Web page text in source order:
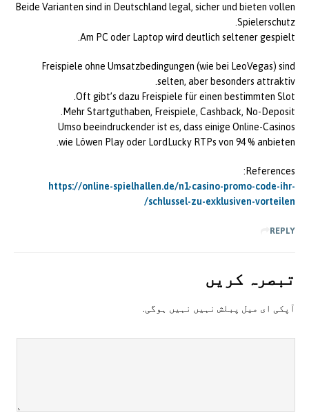
Beide Varianten sind in Deutschland legal, sicher und bieten vollen
Spielerschutz.
Am PC oder Laptop wird deutlich seltener gespielt.
Freispiele ohne Umsatzbedingungen (wie bei LeoVegas) sind
selten, aber besonders attraktiv.
Oft gibt’s dazu Freispiele für einen bestimmten Slot.
Mehr Startguthaben, Freispiele, Cashback, No-Deposit.
Umso beeindruckender ist es, dass einige Online-Casinos
wie Löwen Play oder LordLucky RTPs von 94 % anbieten.
References:
https://online-spielhallen.de/n1-casino-promo-code-ihr-
schlussel-zu-exklusiven-vorteilen/
REPLY
تبصرہ کريں
آپکی ای ميل پبلش نہيں نہيں ہوگی.